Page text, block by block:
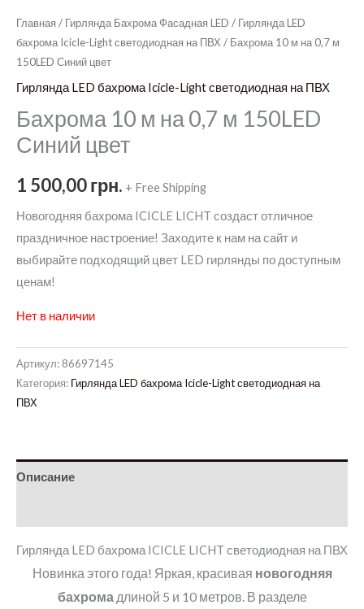
Главная / Гирлянда Бахрома Фасадная LED / Гирлянда LED
бахрома Icicle-Light светодиодная на ПВХ / Бахрома 10 м на 0,7 м
150LED Синий цвет
Гирлянда LED бахрома Icicle-Light светодиодная на ПВХ
Бахрома 10 м на 0,7 м 150LED
Синий цвет
1 500,00грн. + Free Shipping
Новогодняя бахрома ICICLE LICHT создаст отличное
праздничное настроение! Заходите к нам на сайт и
выбирайте подходящий цвет LED гирлянды по доступным
ценам!
Нет в наличии
Артикул: 86697145
Категория: Гирлянда LED бахрома Icicle-Light светодиодная на
ПВХ
Описание
Гирлянда LED бахрома ICICLE LICHT светодиодная на ПВХ
Новинка этого года! Яркая, красивая новогодняя
бахрома длиной 5 и 10 метров. В разделе